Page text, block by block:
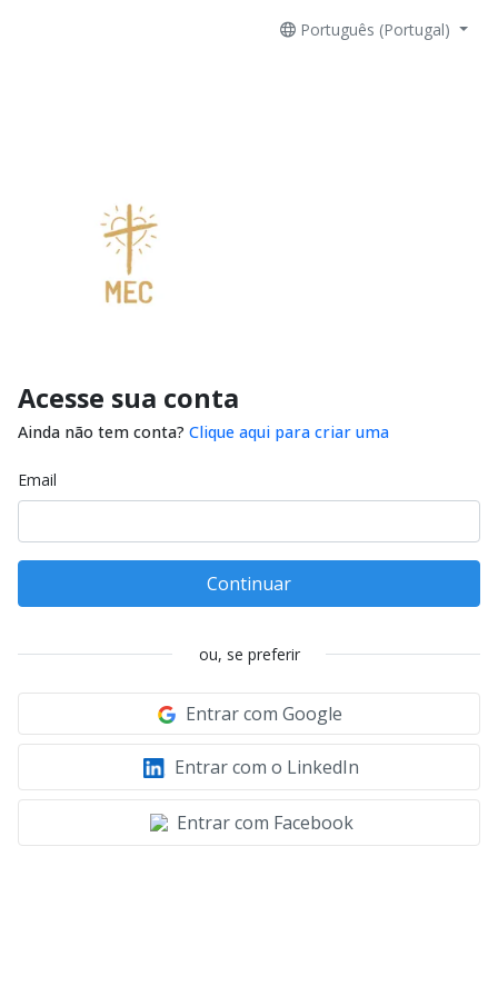
Português (Portugal)
Acesse sua conta
Ainda não tem conta? Clique aqui para criar uma
Email
Continuar
ou, se preferir
Entrar com Google
Entrar com o LinkedIn
Entrar com Facebook